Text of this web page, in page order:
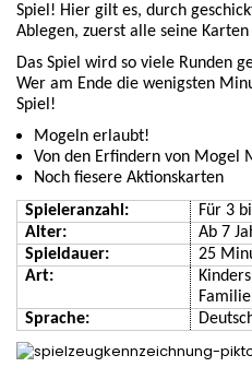
Spiel! Hier gilt es, durch
Ablegen, zuerst alle seine
Das Spiel wird so viele Runden
Wer am Ende die wenigsten
Spiel!
Mogeln erlaubt!
Von den Erfindern von Mogel
Noch fiesere Aktionskarten
Spieleranzahl:
Für 3
Alter:
Ab 7
Spieldauer:
25
Art:
Kinders
Sprache: